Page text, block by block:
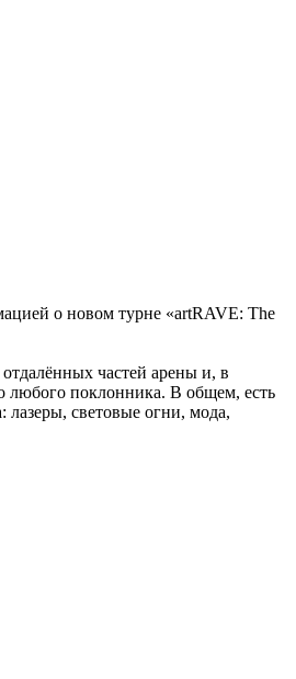
о новом турне «artRAVE: The
частей арены и, в
любого поклонника. В общем, есть
лазеры, световые огни, мода,